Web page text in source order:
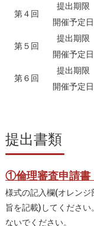
第４回
提出期限
開催予定日
第５回
提出期限
開催予定日
第６回
提出期限
開催予定日
提出書類
①倫理審査申請書
様式の記入欄(オレン
旨を記載)してくださ
ないでください。